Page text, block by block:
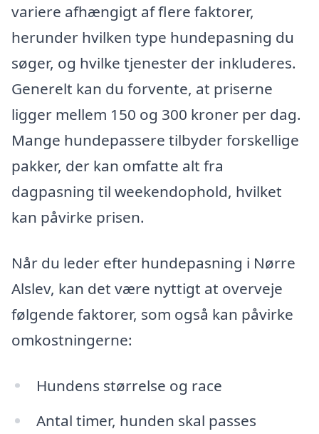
variere afhængigt af flere faktorer,
herunder hvilken type hundepasning du
søger, og hvilke tjenester der inkluderes.
Generelt kan du forvente, at priserne
ligger mellem 150 og 300 kroner per dag.
Mange hundepassere tilbyder forskellige
pakker, der kan omfatte alt fra
dagpasning til weekendophold, hvilket
kan påvirke prisen.
Når du leder efter hundepasning i Nørre
Alslev, kan det være nyttigt at overveje
følgende faktorer, som også kan påvirke
omkostningerne:
Hundens størrelse og race
Antal timer, hunden skal passes